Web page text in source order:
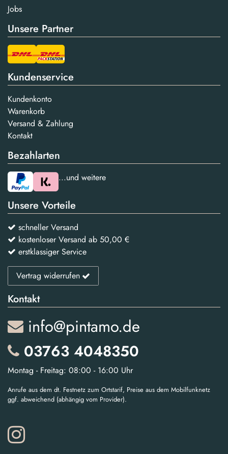
Jobs
Unsere Partner
Kundenservice
Kundenkonto
Warenkorb
Versand & Zahlung
Kontakt
Bezahlarten
...und weitere
Unsere Vorteile
schneller Versand
kostenloser Versand ab 50,00 €
erstklassiger Service
Vertrag widerrufen
Kontakt
info@pintamo.de
03763 4048350
Montag - Freitag: 08:00 - 16:00 Uhr
Anrufe aus dem dt. Festnetz zum Ortstarif, Preise aus dem Mobilfunknetz
ggf. abweichend (abhängig vom Provider).